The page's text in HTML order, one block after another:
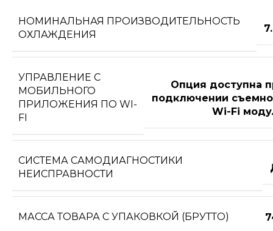
НОМИНАЛЬНАЯ ПРОИЗВОДИТЕЛЬНОСТЬ
ОХЛАЖДЕНИЯ
УПРАВЛЕНИЕ C
МОБИЛЬНОГО
ПРИЛОЖЕНИЯ ПО WI-
FI
Опция доступна
подключении
Wi-Fi
СИСТЕМА САМОДИАГНОСТИКИ
НЕИСПРАВНОСТИ
МАССА ТОВАРА С УПАКОВКОЙ (БРУТТО)